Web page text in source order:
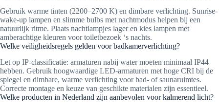
Gebruik warme tinten (2200–2700 K) en dimbare verlichting. Sunrise-
wake-up lampen en slimme bulbs met nachtmodus helpen bij een
natuurlijk ritme. Plaats nachtlampjes lager en kies lampen met
amberachtige kleuren voor toiletbezoek ‘s nachts.
Welke veiligheidsregels gelden voor badkamerverlichting?
Let op IP-classificatie: armaturen nabij water moeten minimaal IP44
hebben. Gebruik hoogwaardige LED-armaturen met hoge CRI bij de
spiegel en dimbare, warme verlichting voor bad- of saunaruimtes.
Correcte montage en keuze van geschikte materialen zijn essentieel.
Welke producten in Nederland zijn aanbevolen voor kalmerend licht?